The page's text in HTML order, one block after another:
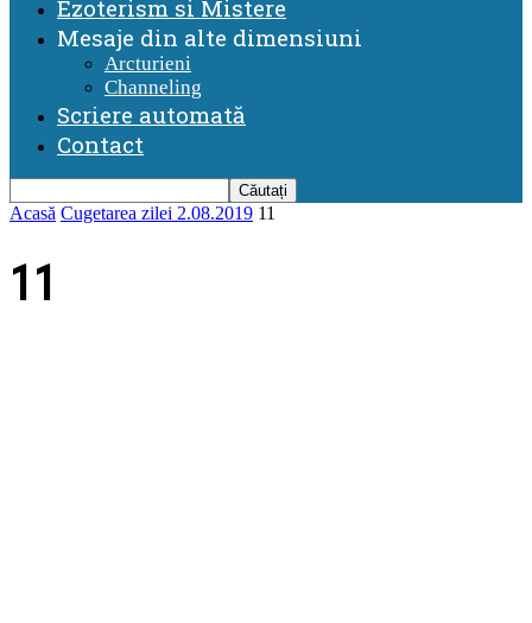
Ezoterism si Mistere
Mesaje din alte dimensiuni
Arcturieni
Channeling
Scriere automată
Contact
Acasă Cugetarea zilei 2.08.2019 11
11